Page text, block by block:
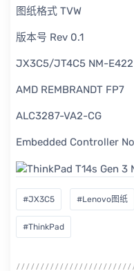
图纸格式 TVW
版本号 Rev 0.1
JX3C5/JT4C5 NM-
AMD REMBRANDT FP7
ALC3287-VA2-CG
Embedded Controller
#JX3C5 #Lenovo图纸
#ThinkPad